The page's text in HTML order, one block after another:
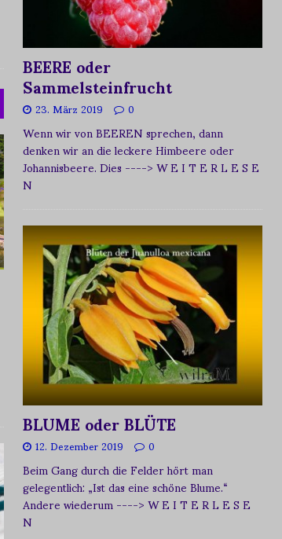
BEERE oder
Sammelsteinfrucht
23. März 2019 0
Wenn wir von BEEREN sprechen, dann
denken wir an die leckere Himbeere oder
Johannisbeere. Dies----> W E I T E R L E S E
N
BLUME oder BLÜTE
12. Dezember 2019 0
Beim Gang durch die Felder hört man
gelegentlich: „Ist das eine schöne Blume.“
Andere wiederum----> W E I T E R L E S E
N